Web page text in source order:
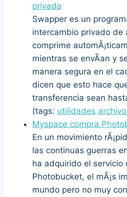
privada
Swapper es un
intercambio privado de
comprime
mientras se envÃ­an y
manera segura en el
dicen que esto hace
transferencia sean
(tags: utilidades
Myspace compra
En un movimiento
las continuas guerras
ha adquirido el servicio
Photobucket, el mÃ¡s
mundo pero no muy